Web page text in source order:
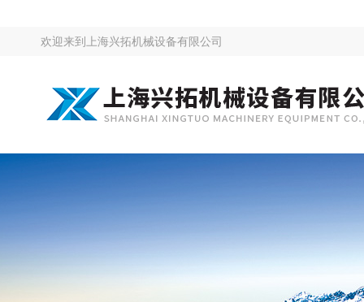
欢迎来到 上海兴拓机械设备有限公司